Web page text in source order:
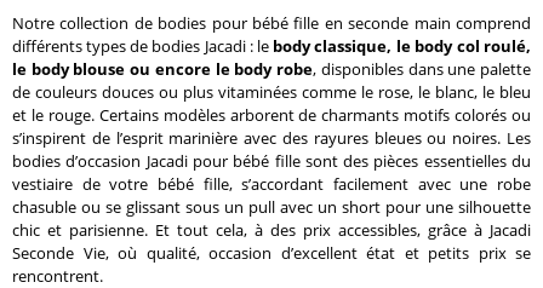
Notre collection de bodies pour bébé fille en seconde main comprend
différents types de bodies Jacadi : le body classique, le body col roulé,
le body blouse ou encore le body robe, disponibles dans une palette
de couleurs douces ou plus vitaminées comme le rose, le blanc, le bleu
et le rouge. Certains modèles arborent de charmants motifs colorés ou
s’inspirent de l’esprit marinière avec des rayures bleues ou noires. Les
bodies d’occasion Jacadi pour bébé fille sont des pièces essentielles du
vestiaire de votre bébé fille, s’accordant facilement avec une robe
chasuble ou se glissant sous un pull avec un short pour une silhouette
chic et parisienne. Et tout cela, à des prix accessibles, grâce à Jacadi
Seconde Vie, où qualité, occasion d’excellent état et petits prix se
rencontrent.